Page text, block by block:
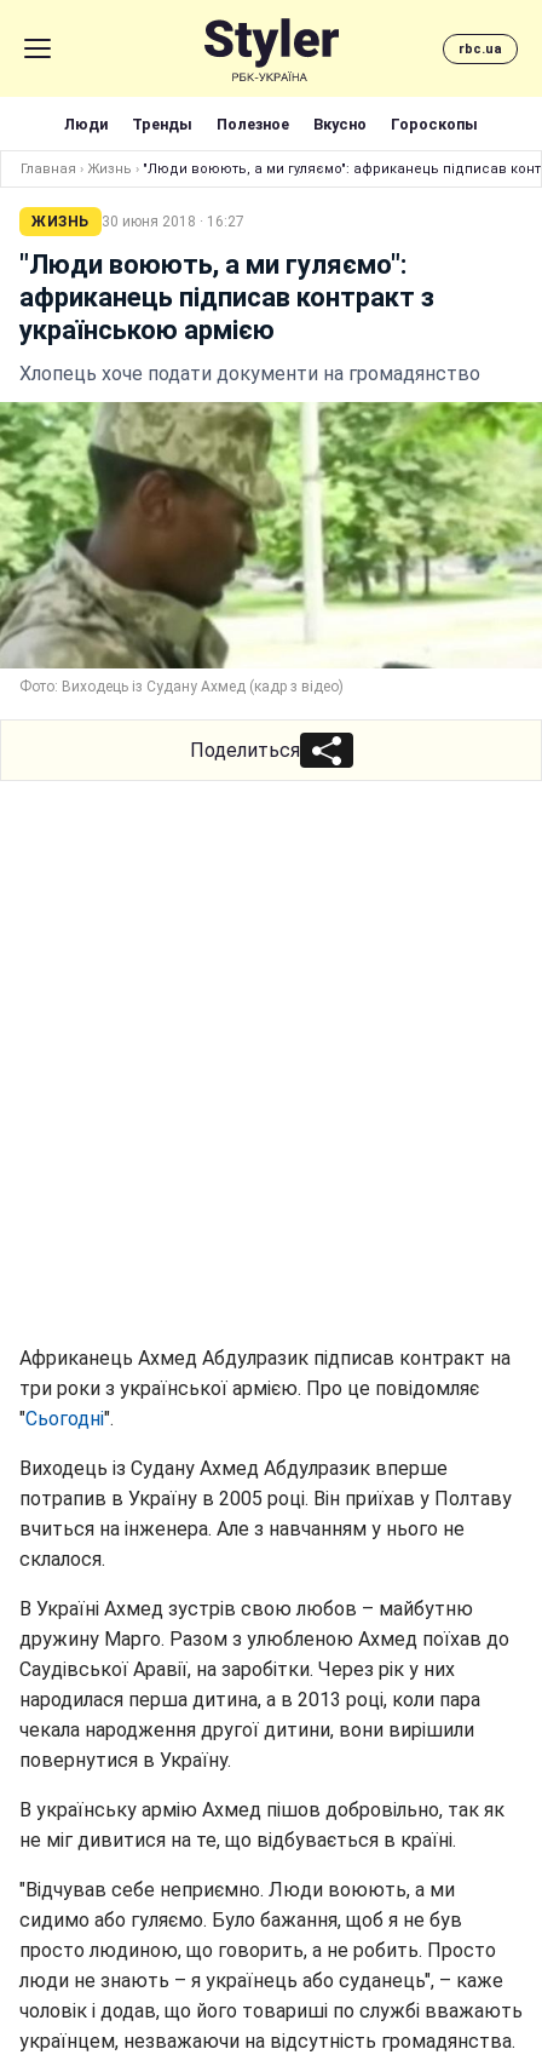
rbc.ua
Люди Тренды Полезное Вкусно Гороскопы
Главная › Жизнь › "Люди воюють, а ми гуляємо": африканець підписав
ЖИЗНЬ 30 июня 2018 · 16:27
"Люди воюють, а ми гуляємо":
африканець підписав контракт з
українською армією
Хлопець хоче подати документи на громадянство
Фото: Виходець із Судану Ахмед (кадр з відео)
Поделиться
Африканець Ахмед Абдулразик підписав контракт на
три роки з української армією. Про це повідомляє
"Сьогодні".
Виходець із Судану Ахмед Абдулразик вперше
потрапив в Україну в 2005 році. Він приїхав у Полтаву
вчиться на інженера. Але з навчанням у нього не
склалося.
В Україні Ахмед зустрів свою любов – майбутню
дружину Марго. Разом з улюбленою Ахмед поїхав до
Саудівської Аравії, на заробітки. Через рік у них
народилася перша дитина, а в 2013 році, коли пара
чекала народження другої дитини, вони вирішили
повернутися в Україну.
В українську армію Ахмед пішов добровільно, так як
не міг дивитися на те, що відбувається в країні.
"Відчував себе неприємно. Люди воюють, а ми
сидимо або гуляємо. Було бажання, щоб я не був
просто людиною, що говорить, а не робить. Просто
люди не знають – я українець або суданець", – каже
чоловік і додав, що його товариші по службі вважають
українцем, незважаючи на відсутність громадянства.